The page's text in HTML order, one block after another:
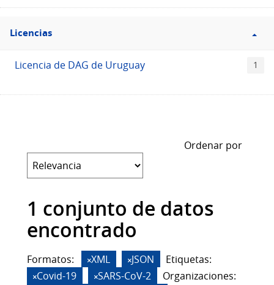
Filtro
Licencias
Licencias
Licencia de DAG de Uruguay 1
Ordenar por
1 conjunto de datos
encontrado
Formatos: XML JSON
Etiquetas:
Covid-19
SARS-CoV-2
Organizaciones: